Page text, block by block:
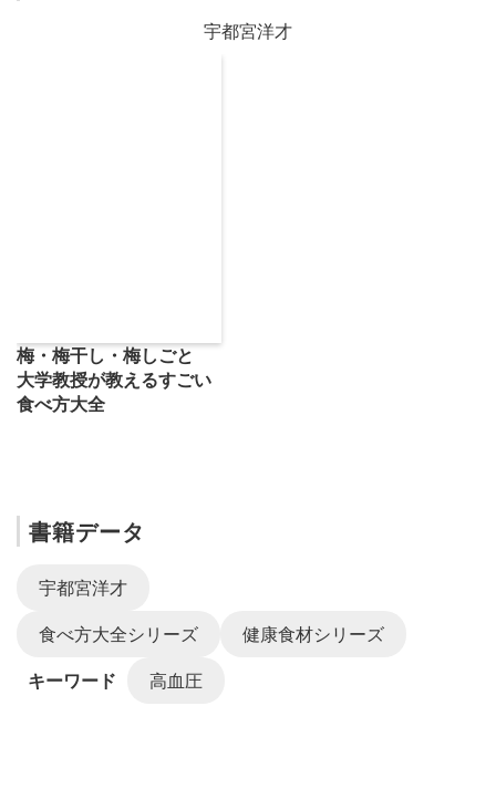
宇都宮洋才
梅・梅干し・梅しごと
大学教授が教えるすごい
食べ方大全
書籍データ
宇都宮洋才
食べ方大全シリーズ 健康食材シリーズ
キーワード 高血圧